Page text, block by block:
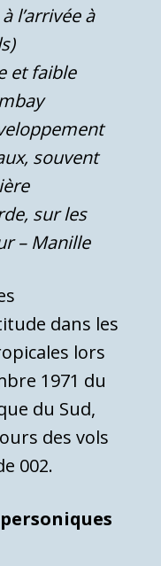
l’arrivée à
et faible
souvent
sur les
– Manille
dans les
lors
1971 du
du Sud,
des vols
002.